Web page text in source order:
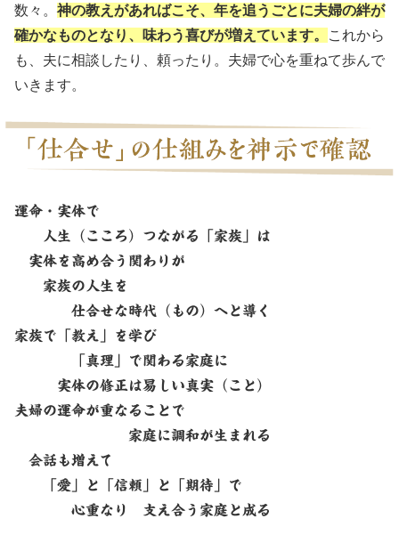
数々。 神の教えがあればこそ、年を追うごとに夫婦の絆が
確かなものとなり、味わう喜びが増えています。
これから
も、夫に相談したり、頼ったり。夫婦で心を重ねて歩んで
いきます。
運命・実体で
人生（こころ）つながる「家族」は
実体を高め合う関わりが
家族の人生を
仕合せな時代（もの）へと導く
家族で「教え」を学び
「真理」で関わる家庭に
実体の修正は易しい真実（こと）
夫婦の運命が重なることで
家庭に調和が生まれる
会話も増えて
「愛」と「信頼」と「期待」で
心重なり 支え合う家庭と成る